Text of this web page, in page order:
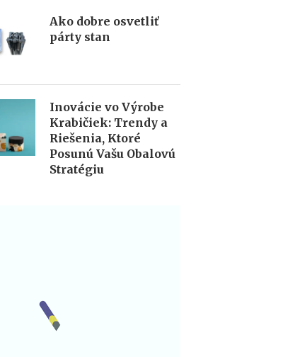
Ako dobre osvetliť
párty stan
Inovácie vo Výrobe
Krabičiek: Trendy a
Riešenia, Ktoré
Posunú Vašu Obalovú
Stratégiu